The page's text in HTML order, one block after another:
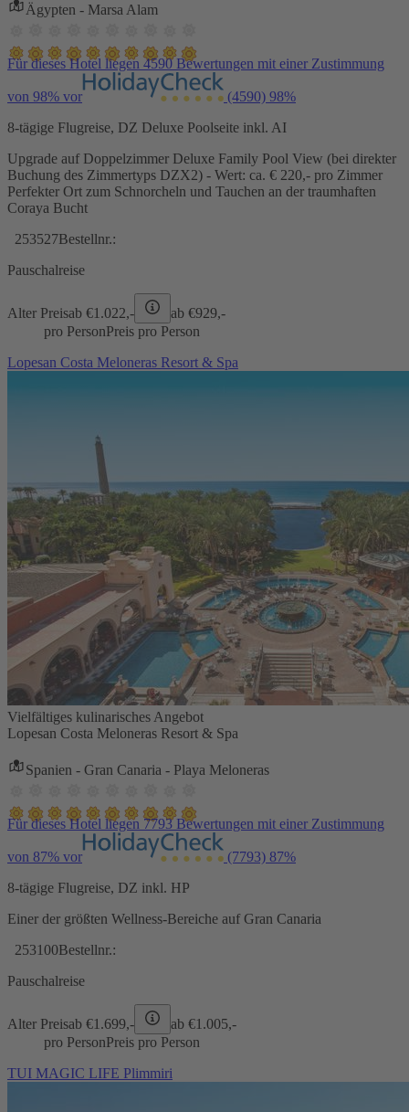
Ägypten - Marsa Alam
Für dieses Hotel liegen 4590 Bewertungen mit einer Zustimmung
von 98% vor (4590) 98%
8-tägige Flugreise, DZ Deluxe Poolseite inkl. AI
Upgrade auf Doppelzimmer Deluxe Family Pool View (bei direkter
Buchung des Zimmertyps DZX2) - Wert: ca. € 220,- pro Zimmer
Perfekter Ort zum Schnorcheln und Tauchen an der traumhaften
Coraya Bucht
253527Bestellnr.:
Pauschalreise
Alter Preisab €1.022,- ab €929,-
pro PersonPreis pro Person
Lopesan Costa Meloneras Resort & Spa
Vielfältiges kulinarisches Angebot
Lopesan Costa Meloneras Resort & Spa
Spanien - Gran Canaria - Playa Meloneras
Für dieses Hotel liegen 7793 Bewertungen mit einer Zustimmung
von 87% vor (7793) 87%
8-tägige Flugreise, DZ inkl. HP
Einer der größten Wellness-Bereiche auf Gran Canaria
253100Bestellnr.:
Pauschalreise
Alter Preisab €1.699,- ab €1.005,-
pro PersonPreis pro Person
TUI MAGIC LIFE Plimmiri